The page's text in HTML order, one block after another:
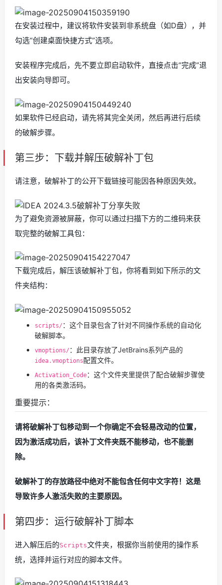
在安装过程中，建议将软件安装到非系统盘（如D盘），并
勾选“创建桌面快捷方式”选项。
安装程序完成后，先不要立即启动软件，直接点击“完成”退
出安装向导即可。
如果软件已经启动，请先将其完全关闭，然后再进行后续
的破解步骤。
第三步：下载并解压破解补丁包
请注意，破解补丁的公开下载链接可能因各种原因失效。
为了避免资源被屏蔽，你可以通过扫描下方的二维码来获
取完整的破解工具包：
下载完成后，解压该破解补丁包，你将看到如下所示的文
件夹结构：
scripts/ ：这个目录包含了针对不同操作系统的自动化
破解脚本。
vmoptions/ ：此目录存放了JetBrains系列产品的
idea.vmoptions配置文件。
Activation_Code：这个文件夹里提供了配合破解步骤使
用的各类激活码。
重要提示：
请将破解补丁包移动到一个你确定不会轻易改动的位置，
因为激活成功后，该补丁文件夹既不能移动，也不能删
除。
破解补丁的存放路径中绝对不能包含任何中文字符！这是
导致许多人激活失败的主要原因。
第四步：运行破解补丁脚本
进入解压后的Scripts文件夹，根据你当前使用的操作系
统，选择并运行对应的脚本文件。